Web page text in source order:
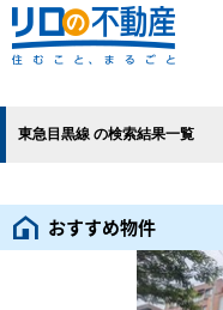
東急目黒線 の検索結果一覧
おすすめ物件